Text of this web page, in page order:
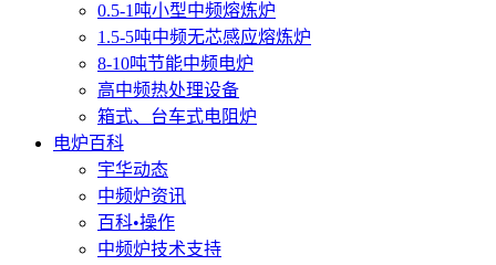
0.5-1吨小型中频熔炼炉
1.5-5吨中频无芯感应熔炼炉
8-10吨节能中频电炉
高中频热处理设备
箱式、台车式电阻炉
电炉百科
宇华动态
中频炉资讯
百科•操作
中频炉技术支持